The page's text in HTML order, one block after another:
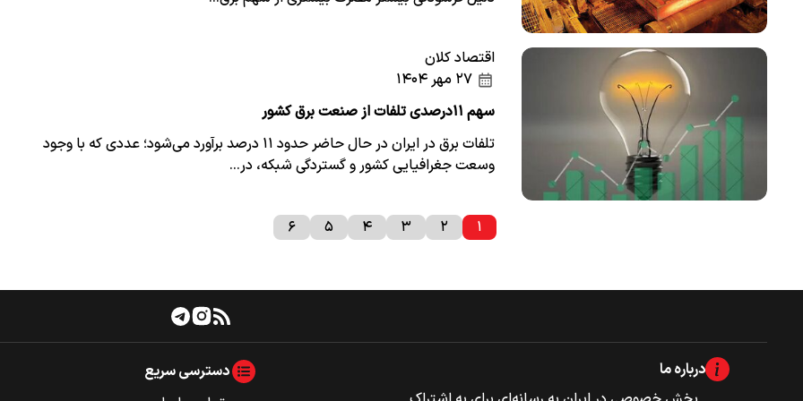
اقتصاد کلان
سهم ۱۱درصدی تلفات از صنعت برق کشور
تلفات برق در ایران در حال حاضر حدود ۱۱ درصد برآورد می‌شود؛ عددی که با وجود
وسعت جغرافیایی کشور و گستردگی شبکه، در…
۱ ۲ ۳ ۴ ۵ ۶
درباره ما
دسترسی سریع